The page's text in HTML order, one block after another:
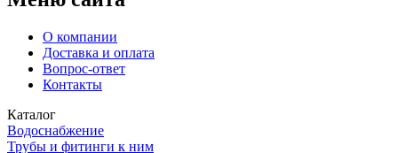
О компании
Доставка и оплата
Вопрос-ответ
Контакты
Каталог
Водоснабжение
Трубы и фитинги к ним